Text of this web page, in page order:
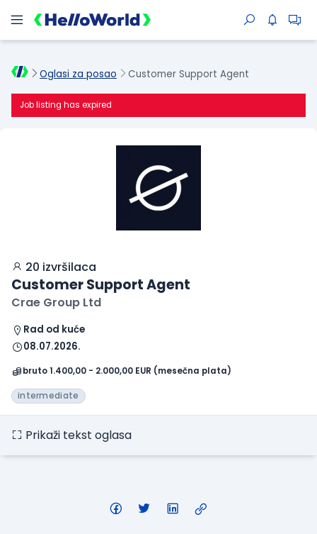
Oglasi za posao Customer Support Agent
Job listing has expired
20 izvršilaca
Customer Support Agent
Crae Group Ltd
Rad od kuće
08.07.2026.
bruto 1.400,00 - 2.000,00 EUR (mesečna plata)
intermediate
Prikaži tekst oglasa